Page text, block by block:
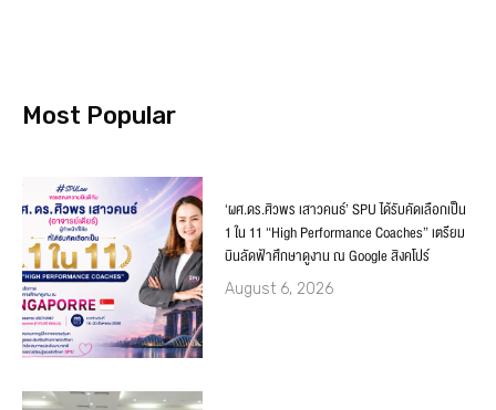
Most Popular
‘ผศ.ดร.ศิวพร เสาวคนธ์’ SPU ได้รับคัดเลือกเป็น
1 ใน 11 “High Performance Coaches” เตรียม
บินลัดฟ้าศึกษาดูงาน ณ Google สิงคโปร์
August 6, 2026